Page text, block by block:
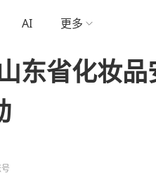
AI 更多
东省化妆